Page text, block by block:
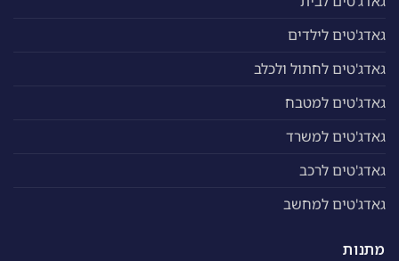
גאדג'טים לילדים
גאדג'טים לחתול ולכלב
גאדג'טים למטבח
גאדג'טים למשרד
גאדג'טים לרכב
גאדג'טים למחשב
מתנות